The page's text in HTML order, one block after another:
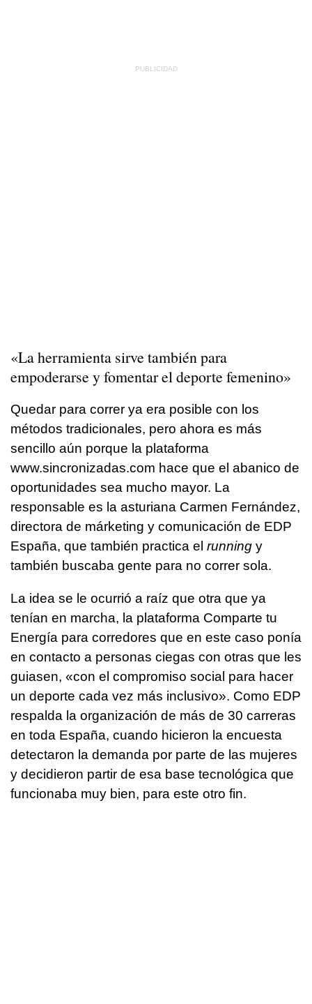
«La herramienta sirve también para
empoderarse y fomentar el deporte femenino»
Quedar para correr ya era posible con los
métodos tradicionales, pero ahora es más
sencillo aún porque la plataforma
www.sincronizadas.com hace que el abanico de
oportunidades sea mucho mayor. La
responsable es la asturiana Carmen Fernández,
directora de márketing y comunicación de EDP
España, que también practica el running y
también buscaba gente para no correr sola.
La idea se le ocurrió a raíz que otra que ya
tenían en marcha, la plataforma Comparte tu
Energía para corredores que en este caso ponía
en contacto a personas ciegas con otras que les
guiasen, «con el compromiso social para hacer
un deporte cada vez más inclusivo». Como EDP
respalda la organización de más de 30 carreras
en toda España, cuando hicieron la encuesta
detectaron la demanda por parte de las mujeres
y decidieron partir de esa base tecnológica que
funcionaba muy bien, para este otro fin.